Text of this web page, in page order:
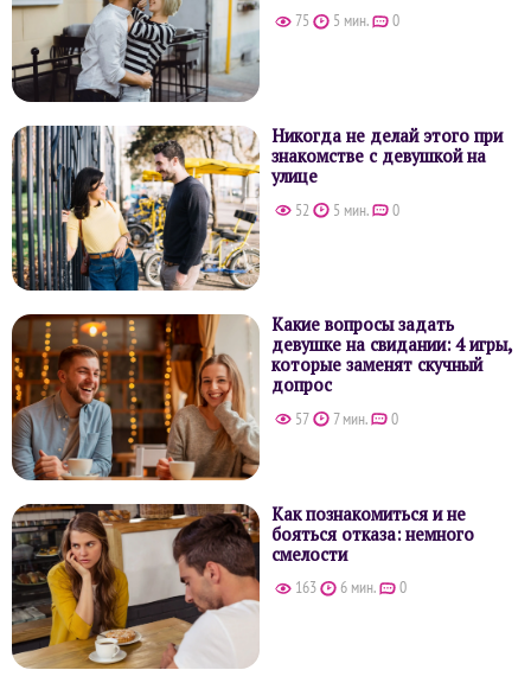
75 5 мин. 0
Никогда не делай этого при
знакомстве с девушкой на
улице
52 5 мин. 0
Какие вопросы задать
девушке на свидании: 4 игры,
которые заменят скучный
допрос
57 7 мин. 0
Как познакомиться и не
бояться отказа: немного
смелости
163 6 мин. 0